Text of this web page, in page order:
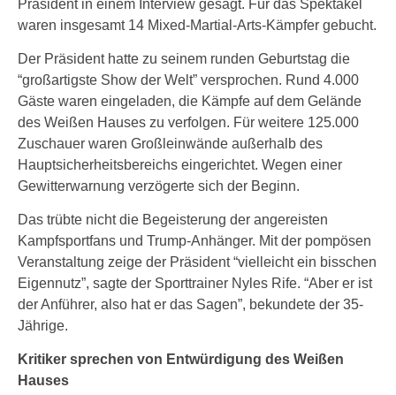
Präsident in einem Interview gesagt. Für das Spektakel
waren insgesamt 14 Mixed-Martial-Arts-Kämpfer gebucht.
Der Präsident hatte zu seinem runden Geburtstag die
“großartigste Show der Welt” versprochen. Rund 4.000
Gäste waren eingeladen, die Kämpfe auf dem Gelände
des Weißen Hauses zu verfolgen. Für weitere 125.000
Zuschauer waren Großleinwände außerhalb des
Hauptsicherheitsbereichs eingerichtet. Wegen einer
Gewitterwarnung verzögerte sich der Beginn.
Das trübte nicht die Begeisterung der angereisten
Kampfsportfans und Trump-Anhänger. Mit der pompösen
Veranstaltung zeige der Präsident “vielleicht ein bisschen
Eigennutz”, sagte der Sporttrainer Nyles Rife. “Aber er ist
der Anführer, also hat er das Sagen”, bekundete der 35-
Jährige.
Kritiker sprechen von Entwürdigung des Weißen
Hauses